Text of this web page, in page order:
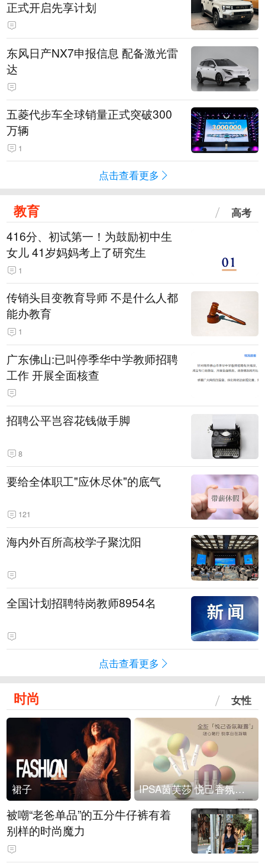
正式开启先享计划
东风日产NX7申报信息 配备激光雷
达
五菱代步车全球销量正式突破300
万辆
1
点击查看更多
教育 高考
416分、初试第一！为鼓励初中生
女儿 41岁妈妈考上了研究生
1
传销头目变教育导师 不是什么人都
能办教育
1
广东佛山:已叫停季华中学教师招聘
工作 开展全面核查
招聘公平岂容花钱做手脚
8
要给全体职工"应休尽休"的底气
121
海内外百所高校学子聚沈阳
全国计划招聘特岗教师8954名
点击查看更多
时尚 女性
裙子 IPSA茵芙莎 悦己香氛凝露上市
被嘲“老爸单品”的五分牛仔裤有着
别样的时尚魔力